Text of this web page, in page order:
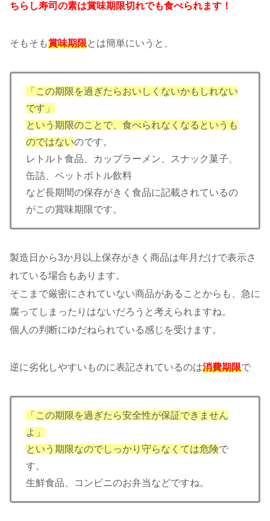
ちらし寿司の素は賞味期限切れでも食べられます！
そもそも賞味期限とは簡単にいうと、
「この期限を過ぎたらおいしくないかもしれない
です」
という期限のことで、食べられなくなるというも
のではないのです。
レトルト食品、カップラーメン、スナック菓子、
缶詰、ペットボトル飲料
など長期間の保存がきく食品に記載されているの
がこの賞味期限です。
製造日から3か月以上保存がきく商品は年月だけで表示さ
れている場合もあります。
そこまで厳密にされていない商品があることからも、急に
腐ってしまったりはないだろうと考えられますね。
個人の判断にゆだねられている感じを受けます。
逆に劣化しやすいものに表記されているのは消費期限で
「この期限を過ぎたら安全性が保証できません
よ」
という期限なのでしっかり守らなくては危険で
す。
生鮮食品、コンビニのお弁当などですね。